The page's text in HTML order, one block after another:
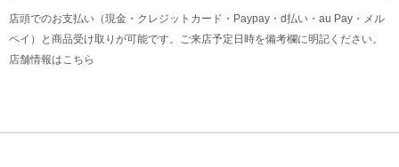
店頭でのお支払い（現金・クレジットカード・Paypay・d払い・au Pay・メル
ペイ）と商品受け取りが可能です。ご来店予定日時を備考欄に明記ください。
店舗情報はこちら